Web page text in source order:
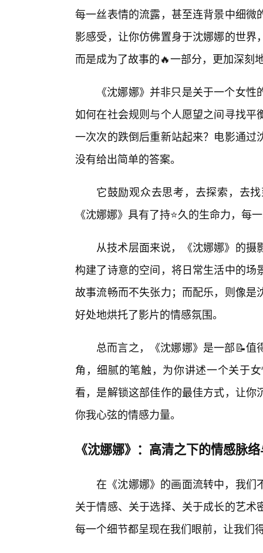
每一丝表情的流露，甚至连背景中细
影感受，让你仿佛置身于沈娜娜的世
而是成为了故事的🔥一部分，更加深刻
《沈娜娜》并非只是关于一个女
如何在社会规则与个人愿望之间寻找
一次次的跌倒后重新站起来？电影通
没有给出简单的答案。
它鼓励观众去思考，去探索，去
《沈娜娜》具有了持⭐久的生命力，每
从技术层面来说，《沈娜娜》的
构建了诗意的空间，将日常生活中的
故事流畅而不失张力；而配乐，则像
好处地烘托了影片的情感氛围。
总而言之，《沈娜娜》是一部📝
角，细腻的笔触，为你讲述一个关于
看，是解锁这部佳作的最佳方式，让
你我心弦的情感力量。
《沈娜娜》：高清之下的情感脉
在《沈娜娜》的画面流转中，我们
关于情感、关于选择、关于成长的艺
每一个细节都呈现在我们眼前，让我们